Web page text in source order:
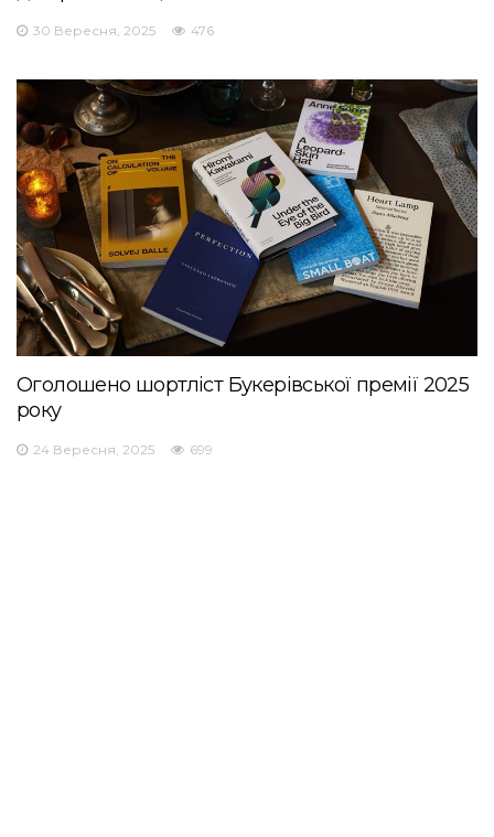
30 Вересня, 2025 476
Оголошено шортліст Букерівської премії 2025
року
24 Вересня, 2025 699